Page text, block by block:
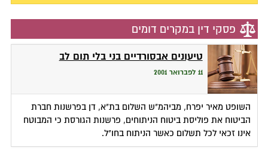
פסקי דין במקרים דומים
טיעונים אבסורדיים בני בלי תום לב
11 לפברואר 2001
השופט מאיר יפרח, מביהמ"ש השלום בת"א, דן בפרשנות חברת
הביטוח את פוליסת ביטוח הניתוחים, פרשנות הגורסת כי המבוטח
אינו זכאי לכל תשלום כאשר הניתוח בחו"ל.